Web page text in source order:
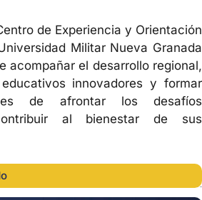
de Experiencia y Orientación
Militar Nueva Granada
acompañar el desarrollo regional,
innovadores y formar
de afrontar los desafíos
al bienestar de sus